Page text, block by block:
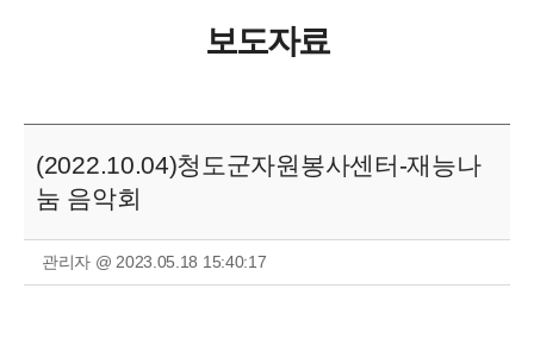
보도자료
(2022.10.04)청도군자원봉사센터-재능나
눔 음악회
관리자 @ 2023.05.18 15:40:17